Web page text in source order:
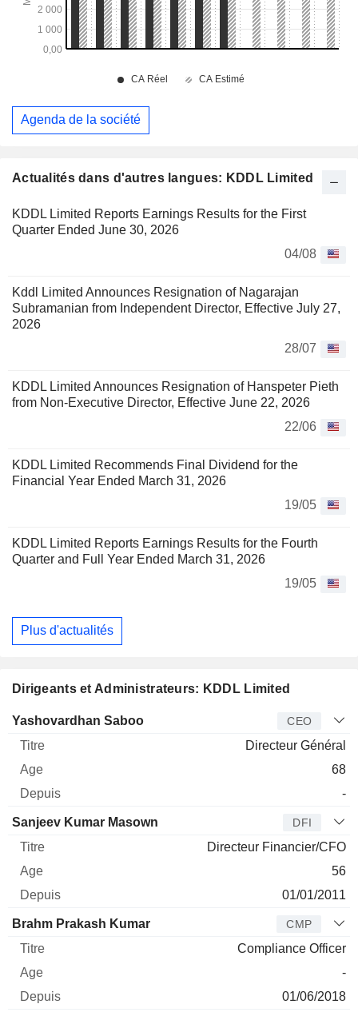
Actualités dans d'autres langues: KDDL Limited
KDDL Limited Reports Earnings Results for the First
Quarter Ended June 30, 2026
04/08
Kddl Limited Announces Resignation of Nagarajan
Subramanian from Independent Director, Effective July 27,
2026
28/07
KDDL Limited Announces Resignation of Hanspeter Pieth
from Non-Executive Director, Effective June 22, 2026
22/06
KDDL Limited Recommends Final Dividend for the
Financial Year Ended March 31, 2026
19/05
KDDL Limited Reports Earnings Results for the Fourth
Quarter and Full Year Ended March 31, 2026
19/05
Plus d'actualités
Dirigeants et Administrateurs: KDDL Limited
Dirigeant Titre Age Depuis
Yashovardhan Saboo CEO
Directeur Général
68
-
Sanjeev Kumar Masown DFI
Directeur Financier/CFO
56
01/01/2011
Brahm Prakash Kumar CMP
Compliance Officer
-
01/06/2018
Agenda de la société